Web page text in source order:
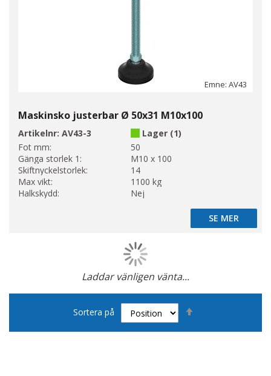
Emne: AV43
Maskinsko justerbar Ø 50x31 M10x100
Artikelnr: AV43-3
Lager (1)
Fot mm:
50
Gänga storlek 1:
M10 x 100
Skiftnyckelstorlek:
14
Max vikt:
1100 kg
Halkskydd:
Nej
SE MER
SE MER
Laddar vänligen vänta...
Page
Sortera på